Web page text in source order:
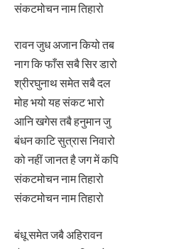
संकटमोचन नाम तिहारो
रावन जुध अजान कियो तब
नाग कि फाँस सबै सिर डारो
श्रीरघुनाथ समेत सबै दल
मोह भयो यह संकट भारो
आनि खगेस तबै हनुमान जु
बंधन काटि सुत्रास निवारो
को नहीं जानत है जग में कपि
संकटमोचन नाम तिहारो
संकटमोचन नाम तिहारो
बंधू समेत जबै अहिरावन